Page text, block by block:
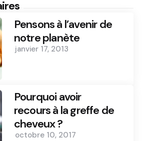
Pensons à l’avenir de
notre planète
janvier 17, 2013
Pourquoi avoir
recours à la greffe de
cheveux ?
octobre 10, 2017